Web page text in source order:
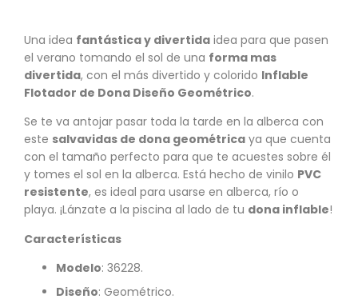
Una idea fantástica y divertida idea para que pasen
el verano tomando el sol de una forma mas
divertida, con el más divertido y colorido Inflable
Flotador de Dona Diseño Geométrico.
Se te va antojar pasar toda la tarde en la alberca con
este salvavidas de dona geométrica ya que cuenta
con el tamaño perfecto para que te acuestes sobre él
y tomes el sol en la alberca. Está hecho de vinilo PVC
resistente, es ideal para usarse en alberca, río o
playa. ¡Lánzate a la piscina al lado de tu dona inflable!
Características
Modelo: 36228.
Diseño: Geométrico.